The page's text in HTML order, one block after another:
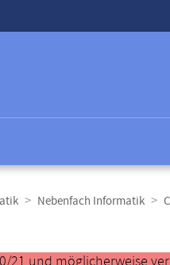
Nebenfach Informatik